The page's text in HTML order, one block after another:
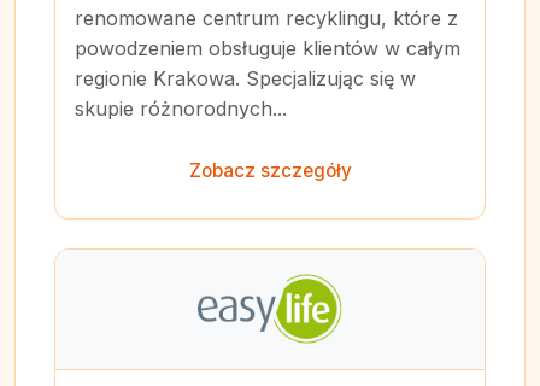
renomowane centrum recyklingu, które z
powodzeniem obsługuje klientów w całym
regionie Krakowa. Specjalizując się w
skupie różnorodnych...
Zobacz szczegóły